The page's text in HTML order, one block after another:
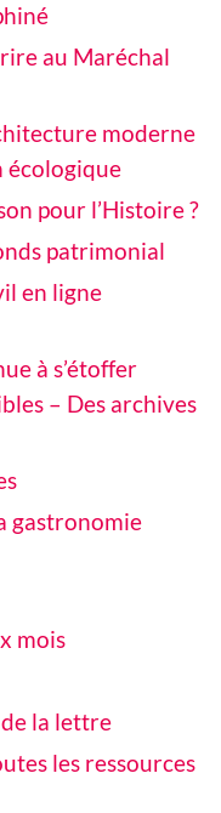
au Maréchal
moderne
écologique
pour l’Histoire ?
patrimonial
en ligne
à s’étoffer
– Des archives
gastronomie
mois
la lettre
les ressources